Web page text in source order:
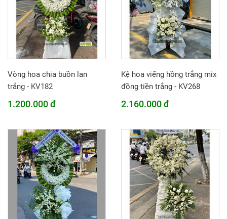
Vòng hoa chia buồn lan
trắng - KV182
1.200.000 đ
Kệ hoa viếng hồng trắng mix
đồng tiền trắng - KV268
2.160.000 đ